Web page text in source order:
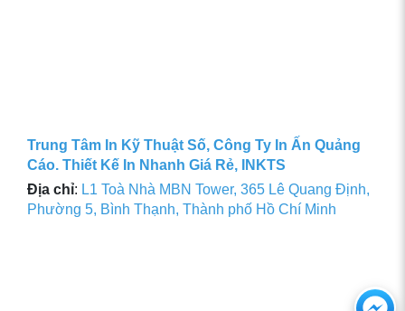
Trung Tâm In Kỹ Thuật Số, Công Ty In Ấn Quảng
Cáo. Thiết Kế In Nhanh Giá Rẻ, INKTS
Địa chỉ: L1 Toà Nhà MBN Tower, 365 Lê Quang Định,
Phường 5, Bình Thạnh, Thành phố Hồ Chí Minh